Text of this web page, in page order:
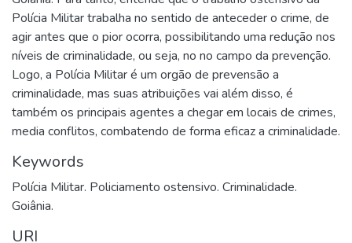
Polícia Militar trabalha no sentido de anteceder o crime, de
agir antes que o pior ocorra, possibilitando uma redução nos
níveis de criminalidade, ou seja, no no campo da prevenção.
Logo, a Polícia Militar é um orgão de prevensão a
criminalidade, mas suas atribuições vai além disso, é
também os principais agentes a chegar em locais de crimes,
media conflitos, combatendo de forma eficaz a criminalidade.
Keywords
Polícia Militar. Policiamento ostensivo. Criminalidade.
Goiânia.
URI